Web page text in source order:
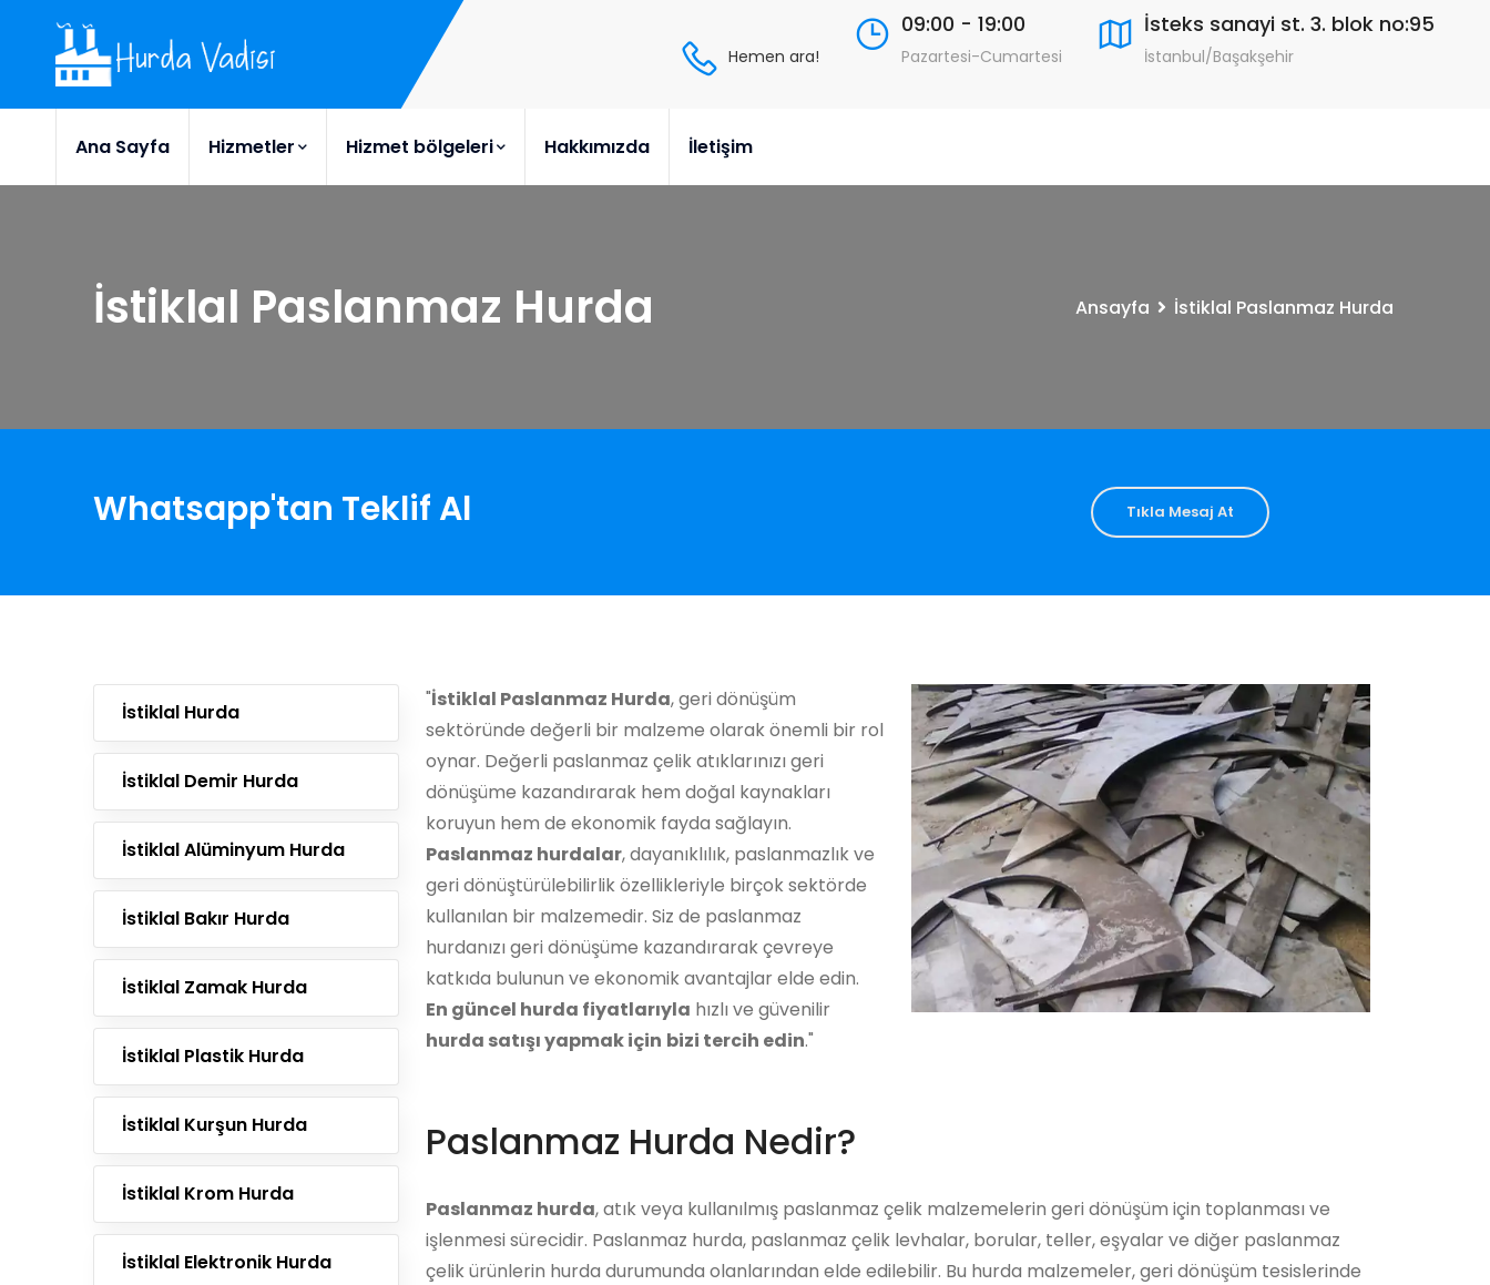
Hemen ara!
09:00 - 19:00
Pazartesi-Cumartesi
İsteks sanayi st. 3. blok no:95
İstanbul/Başakşehir
Ana Sayfa Hizmetler Hizmet bölgeleri Hakkımızda İletişim
İstiklal Paslanmaz Hurda Ansayfa İstiklal Paslanmaz Hurda
Whatsapp'tan Teklif Al Tıkla Mesaj At
İstiklal Hurda
İstiklal Demir Hurda
İstiklal Alüminyum Hurda
İstiklal Bakır Hurda
İstiklal Zamak Hurda
İstiklal Plastik Hurda
İstiklal Kurşun Hurda
İstiklal Krom Hurda
İstiklal Elektronik Hurda
"İstiklal Paslanmaz Hurda, geri dönüşüm
sektöründe değerli bir malzeme olarak önemli bir rol
oynar. Değerli paslanmaz çelik atıklarınızı geri
dönüşüme kazandırarak hem doğal kaynakları
koruyun hem de ekonomik fayda sağlayın.
Paslanmaz hurdalar, dayanıklılık, paslanmazlık ve
geri dönüştürülebilirlik özellikleriyle birçok sektörde
kullanılan bir malzemedir. Siz de paslanmaz
hurdanızı geri dönüşüme kazandırarak çevreye
katkıda bulunun ve ekonomik avantajlar elde edin.
En güncel hurda fiyatlarıyla hızlı ve güvenilir
hurda satışı yapmak için bizi tercih edin."
Paslanmaz Hurda Nedir?
Paslanmaz hurda, atık veya kullanılmış paslanmaz çelik malzemelerin geri dönüşüm için toplanması ve
işlenmesi sürecidir. Paslanmaz hurda, paslanmaz çelik levhalar, borular, teller, eşyalar ve diğer paslanmaz
çelik ürünlerin hurda durumunda olanlarından elde edilebilir. Bu hurda malzemeler, geri dönüşüm tesislerinde